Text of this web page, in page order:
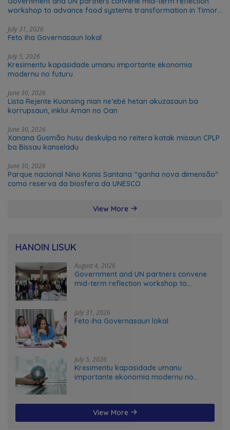
workshop to advance food systems transformation in Timor-
July 31, 2026
Feto iha Governasaun lokal
July 5, 2026
Kresimentu kapasidade umanu importante ekonomia
modernu no futuru
June 30, 2026
Lista Rejente Kuansing nian ne’ebé hetan akuzasaun ba
korrupsaun, inklui Aman no Oan
June 30, 2026
Xanana Gusmão husu deskulpa no reitera katak misaun CPLP
ba Bissau kanseladu
June 30, 2026
Parque nacional Nino Konis Santana “ganha nova dimensão”
como reserva da biosfera da UNESCO
View More
HANOIN LISUK
August 4, 2026
Government and UN partners convene
mid-term reflection workshop to
July 31, 2026
Feto iha Governasaun lokal
July 5, 2026
Kresimentu kapasidade umanu
importante ekonomia modernu no
View More